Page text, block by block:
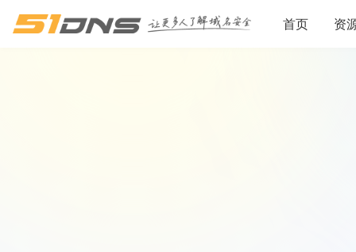
首页 资